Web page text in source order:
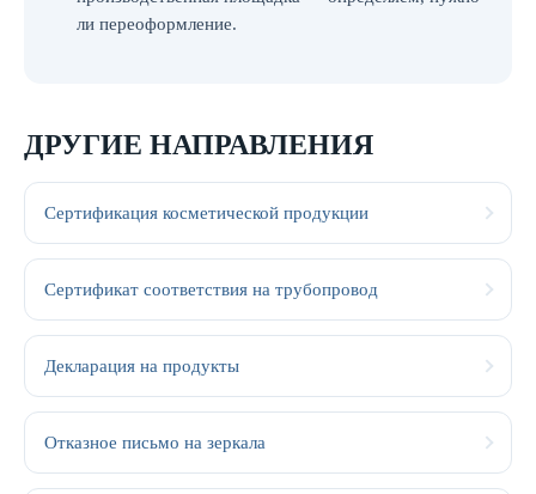
ли переоформление.
ДРУГИЕ НАПРАВЛЕНИЯ
Сертификация косметической продукции
Сертификат соответствия на трубопровод
Декларация на продукты
Отказное письмо на зеркала